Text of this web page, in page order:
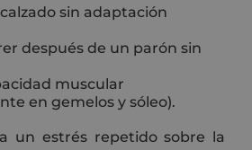
sin adaptación
después de un parón sin
muscular
en gemelos y sóleo).
un estrés repetido sobre la